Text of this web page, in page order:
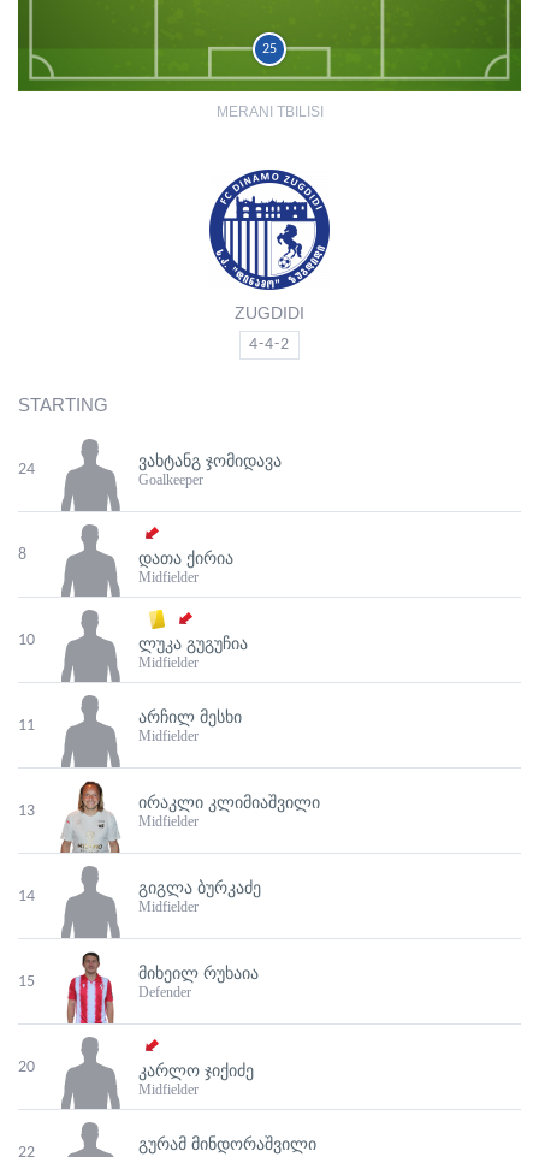
ZUGDIDI
4-4-2
STARTING
24 ᲕᲐᲮᲢᲐᲜᲒ ᲯᲝᲛᲘᲓᲐᲕᲐ
Goalkeeper
8 ᲓᲐᲗᲐ ᲥᲘᲠᲘᲐ
Midfielder
10 ᲚᲣᲙᲐ ᲒᲣᲒᲣᲩᲘᲐ
Midfielder
11 ᲐᲠᲩᲘᲚ ᲛᲔᲡᲮᲘ
Midfielder
13 ᲘᲠᲐᲙᲚᲘ ᲙᲚᲘᲛᲘᲐᲨᲕᲘᲚᲘ
Midfielder
14 ᲒᲘᲒᲚᲐ ᲑᲣᲠᲙᲐᲫᲔ
Midfielder
15 ᲛᲘᲮᲔᲘᲚ ᲠᲣᲮᲐᲘᲐ
Defender
20 ᲙᲐᲠᲚᲝ ᲯᲘᲥᲘᲫᲔ
Midfielder
22 ᲒᲣᲠᲐᲛ ᲛᲘᲜᲓᲝᲠᲐᲨᲕᲘᲚᲘ
25
MERANI TBILISI